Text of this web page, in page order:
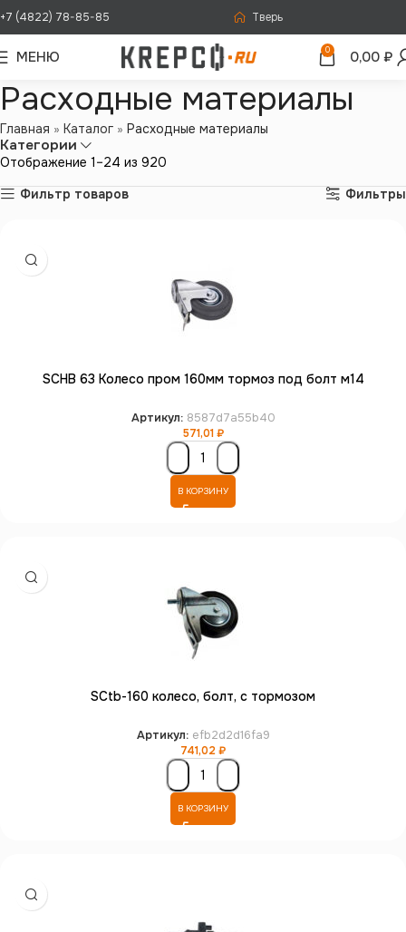
+7 (4822) 78-85-85 Тверь
МЕНЮ 0 0,00 ₽
Расходные материалы
Главная » Каталог » Расходные материалы
Категории
Отображение 1–24 из 920
Фильтр товаров
Фильтры
SCHB 63 Колесо пром 160мм тормоз под болт м14
Артикул: 8587d7a55b40
571,01₽
В КОРЗИНУ
SCtb-160 колесо, болт, с тормозом
Артикул: efb2d2d16fa9
741,02₽
В КОРЗИНУ